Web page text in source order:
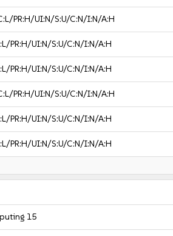
PR:H/UI:N/S:U/C:N/I:N/A:H
PR:H/UI:N/S:U/C:N/I:N/A:H
PR:H/UI:N/S:U/C:N/I:N/A:H
PR:H/UI:N/S:U/C:N/I:N/A:H
PR:H/UI:N/S:U/C:N/I:N/A:H
PR:H/UI:N/S:U/C:N/I:N/A:H
15